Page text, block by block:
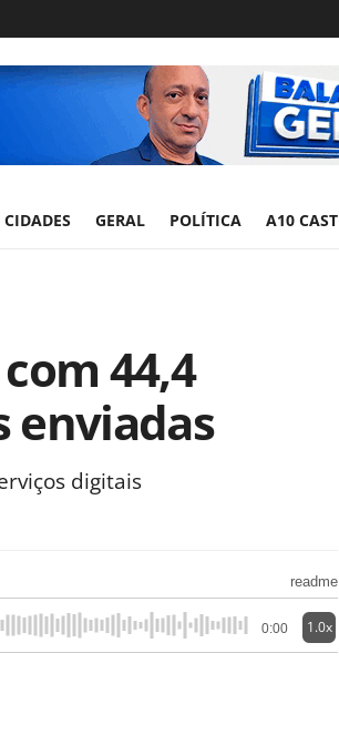
CIDADES GERAL POLÍTICA A10 CAST
44,4
enviadas
digitais
readme
0:00 1.0x